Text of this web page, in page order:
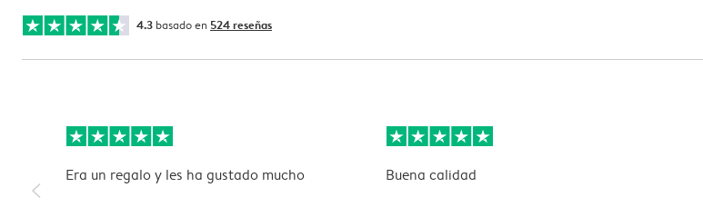
4.3 basado en 524 reseñas
slim_arrow_left
Era un regalo y les ha gustado mucho Buena calidad